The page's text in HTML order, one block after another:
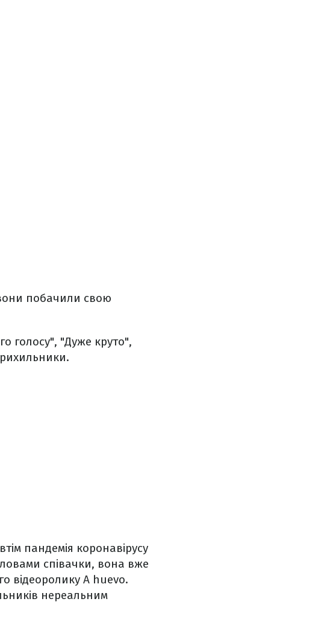
побачили свою
голосу", "Дуже круто",
пандемія коронавірусу
співачки, вона вже
відеоролику A huevo.
нереальним